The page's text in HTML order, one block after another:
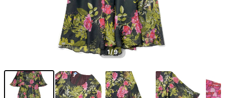
1/9